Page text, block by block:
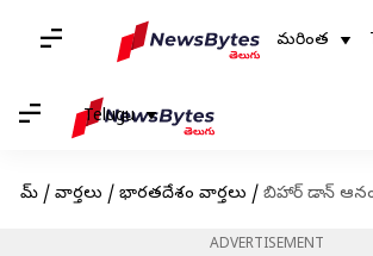
మరింత
Telugu
హోమ్ / వార్తలు / భారతదేశం వార్తలు / బిహార్ డాన్ ఆనంద్ మోహన్ సింగ్
ADVERTISEMENT